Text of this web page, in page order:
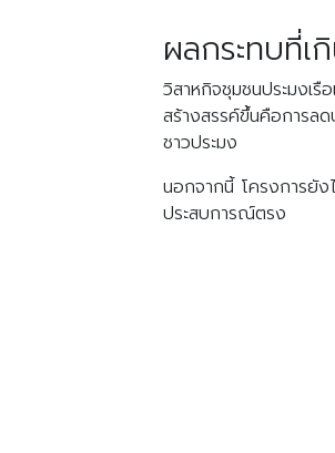
ผลกระทบที่เ
วิสาหกิจชุมชนประมงเ
สร้างสรรค์ขึ้นคือการล
ชาวประมง
นอกจากนี้ โครงการยัง
ประสบการณ์ตรง